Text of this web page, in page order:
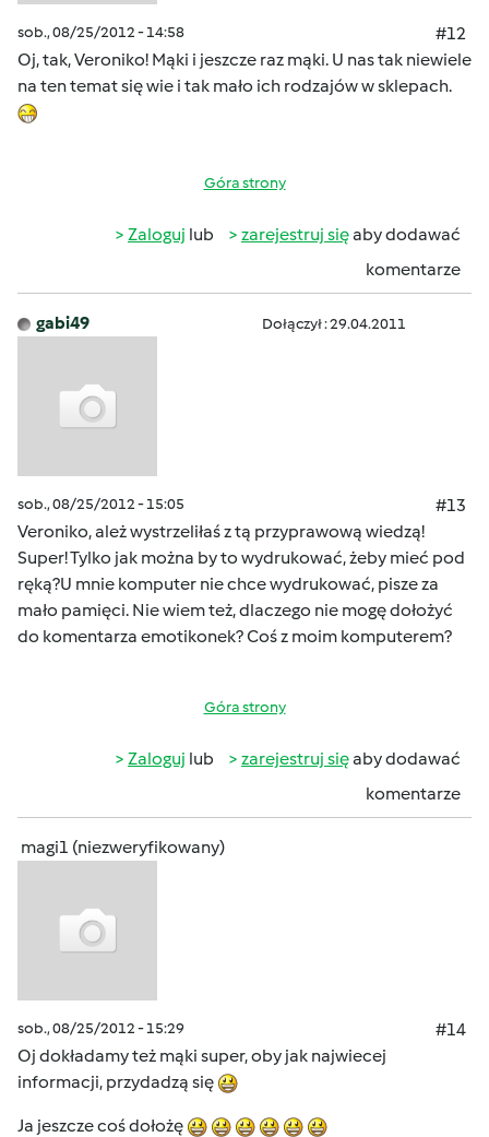
sob., 08/25/2012 - 14:58
#12
Oj, tak, Veroniko! Mąki i jeszcze raz mąki. U nas tak niewiele
na ten temat się wie i tak mało ich rodzajów w sklepach.
Góra strony
Zaloguj lub zarejestruj sięaby dodawać
komentarze
gabi49 Dołączył : 29.04.2011
sob., 08/25/2012 - 15:05
#13
Veroniko, ależ wystrzeliłaś z tą przyprawową wiedzą!
Super! Tylko jak można by to wydrukować, żeby mieć pod
ręką?U mnie komputer nie chce wydrukować, pisze za
mało pamięci. Nie wiem też, dlaczego nie mogę dołożyć
do komentarza emotikonek? Coś z moim komputerem?
Góra strony
Zaloguj lub zarejestruj sięaby dodawać
komentarze
magi1 (niezweryfikowany)
sob., 08/25/2012 - 15:29
#14
Oj dokładamy też mąki super, oby jak najwiecej
informacji, przydadzą się
Ja jeszcze coś dołożę